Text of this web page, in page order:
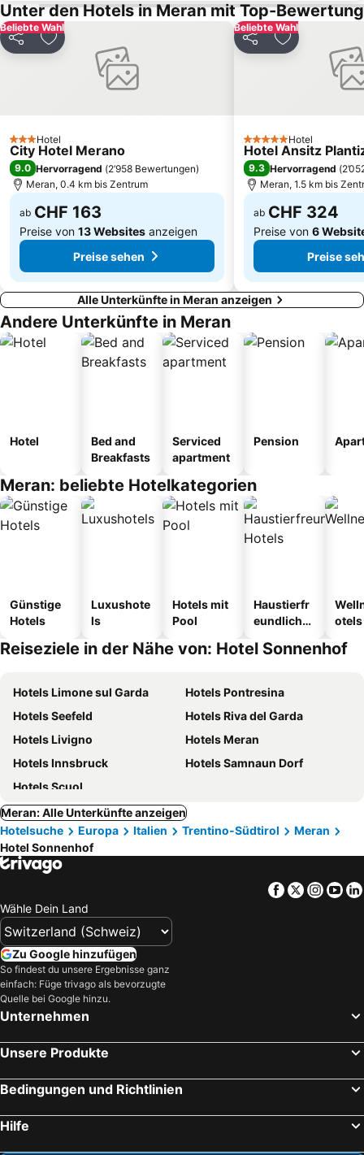
Collalbo
See
Gitschberg
Karersee
Ski Area Carezza
Die Lauben Merans
Vinschgauer Tor
Seceda
Rovine del Castello Wolkenstein
Pfarrkirche Mariä Himmelfahrt Mals
Schloss Tirol
Golf Club Passeier Meran
Reinswald
Unter den Hotels in Meran mit Top-Bewertung
Beliebte Wahl
Teilen Zu Favoriten hinzufügen
3 Sterne
Hotel
City Hotel Merano
9.0 Hervorragend (2’958 Bewertungen)
Meran, 0.4 km bis Zentrum
ab CHF 163
Preise von 13 Websites anzeigen
Preise sehen
Beliebte Wahl
Teilen Zu Favoriten
5 SterneHotel
Hotel Ansitz
9.3 Hervorragend (
Meran, 1.5 km bis
ab CHF 324
Preise von 6
Preise
Alle Unterkünfte in Meran anzeigen
Andere Unterkünfte in Meran
Hotel
Bed and
Breakfasts
Serviced
apartment
Pension
Meran: beliebte Hotelkategorien
Günstige
Hotels
Luxushote
ls
Hotels mit
Pool
Haustierfr
eundliche
otels
Reiseziele in der Nähe von: Hotel Sonnenhof
Hotels Limone sul Garda
Hotels Pontresina
Hotels Seefeld
Hotels Riva del Garda
Hotels Livigno
Hotels Meran
Hotels Innsbruck
Hotels Samnaun Dorf
Hotels Scuol
Meran: Alle Unterkünfte anzeigen
Hotelsuche
Europa Italien Trentino-Südtirol
Meran
Hotel Sonnenhof
Facebook
Twitter
Wähle Dein Land
Zu Google hinzufügen
So findest du unsere Ergebnisse ganz
einfach: Füge trivago als bevorzugte
Quelle bei Google hinzu.
Unternehmen
Unsere Produkte
Bedingungen und Richtlinien
Hilfe